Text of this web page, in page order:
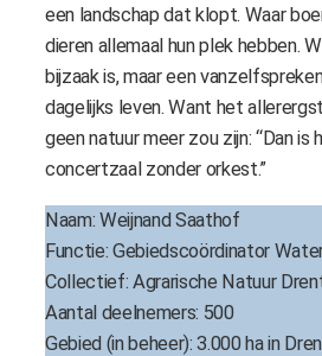
een landschap dat klopt. Waar
dieren allemaal hun plek hebben.
bijzaak is, maar een
dagelijks leven. Want het
geen natuur meer zou zijn: “Dan is
concertzaal zonder orkest.”
Naam: Weijnand Saathof
Functie: Gebiedscoördinator
Collectief: Agrarische Natuur
Aantal deelnemers: 500
Gebied (in beheer): 3.000 ha in